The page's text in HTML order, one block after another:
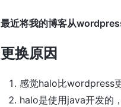
最近将我的博客从
更换原因
感觉halo比wordpress
halo是使用java开发的